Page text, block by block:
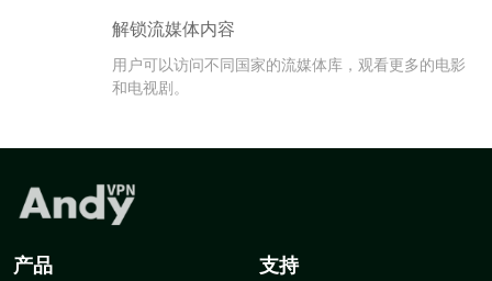
解锁流媒体内容
用户可以访问不同国家的流媒体库，观看更多的电影
和电视剧。
产品 支持